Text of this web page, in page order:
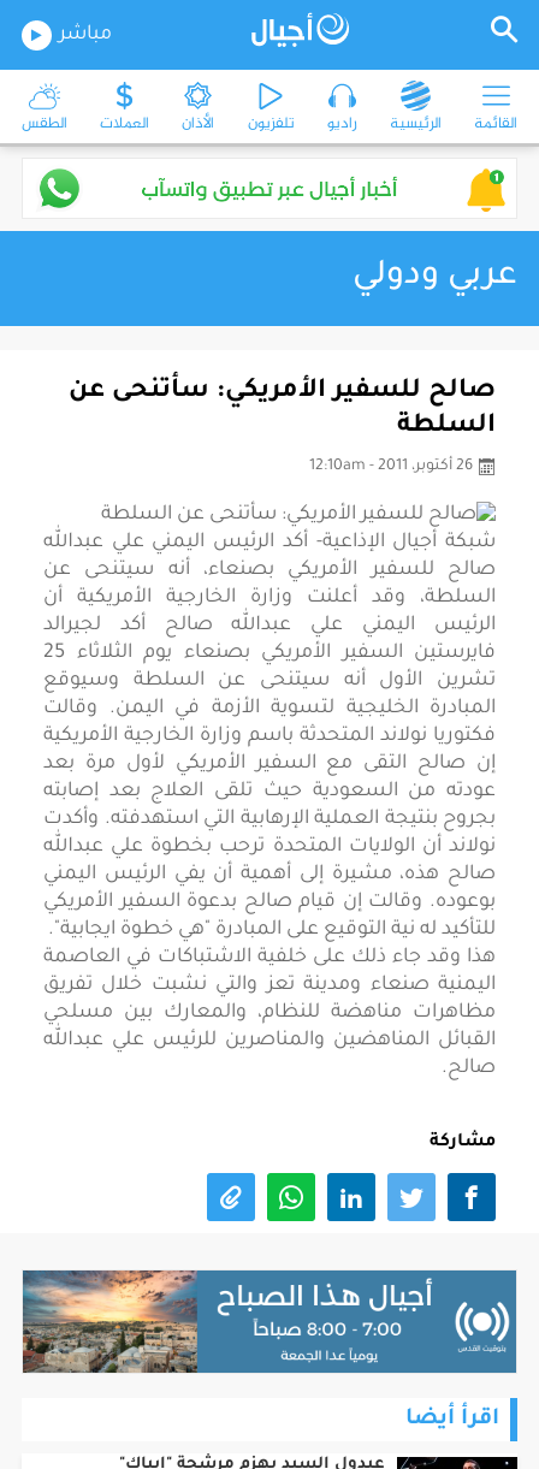
مباشر
القائمة الرئيسية راديو تلفزيون الأذان العملات الطقس
عربي ودولي
صالح للسفير الأمريكي: سأتنحى عن
السلطة
26 أكتوبر، 2011 - 12:10am
شبكة أجيال الإذاعية- أكد الرئيس اليمني علي عبدالله
صالح للسفير الأمريكي بصنعاء، أنه سيتنحى عن
السلطة، وقد أعلنت وزارة الخارجية الأمريكية أن
الرئيس اليمني علي عبدالله صالح أكد لجيرالد
فايرستين السفير الأمريكي بصنعاء يوم الثلاثاء 25
تشرين الأول أنه سيتنحى عن السلطة وسيوقع
المبادرة الخليجية لتسوية الأزمة في اليمن. وقالت
فكتوريا نولاند المتحدثة باسم وزارة الخارجية الأمريكية
إن صالح التقى مع السفير الأمريكي لأول مرة بعد
عودته من السعودية حيث تلقى العلاج بعد إصابته
بجروح بنتيجة العملية الإرهابية التي استهدفته. وأكدت
نولاند أن الولايات المتحدة ترحب بخطوة علي عبدالله
صالح هذه، مشيرة إلى أهمية أن يفي الرئيس اليمني
بوعوده. وقالت إن قيام صالح بدعوة السفير الأمريكي
للتأكيد له نية التوقيع على المبادرة "هي خطوة ايجابية".
هذا وقد جاء ذلك على خلفية الاشتباكات في العاصمة
اليمنية صنعاء ومدينة تعز والتي نشبت خلال تفريق
مظاهرات مناهضة للنظام، والمعارك بين مسلحي
القبائل المناهضين والمناصرين للرئيس علي عبدالله
صالح.
مشاركة
وينافس لعضوية...